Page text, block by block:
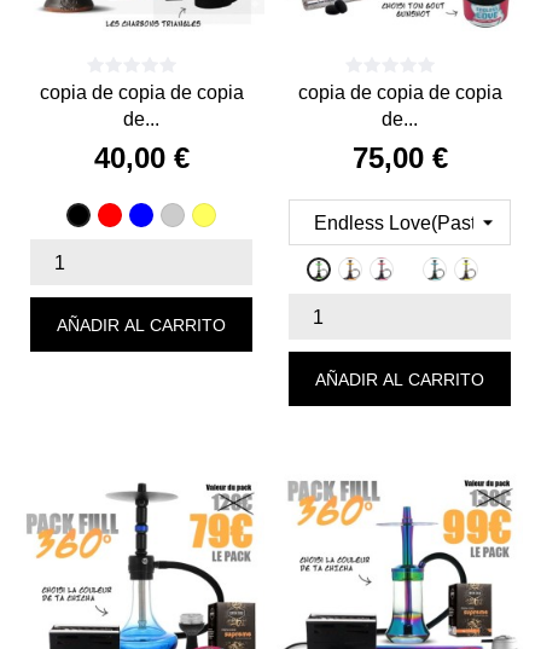
copia de copia de copia
de...
40,00 €
NegroRojoAzulArgentAmarillo
AÑADIR AL CARRITO
copia de copia de copia
de...
75,00 €
AcidAcidAcidDeep
Ivory
NardoPacificAcid
AÑADIR AL CARRITO